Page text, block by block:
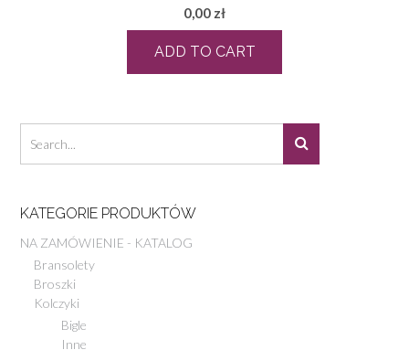
0,00 zł
ADD TO CART
KATEGORIE PRODUKTÓW
NA ZAMÓWIENIE - KATALOG
Bransolety
Broszki
Kolczyki
Bigle
Inne